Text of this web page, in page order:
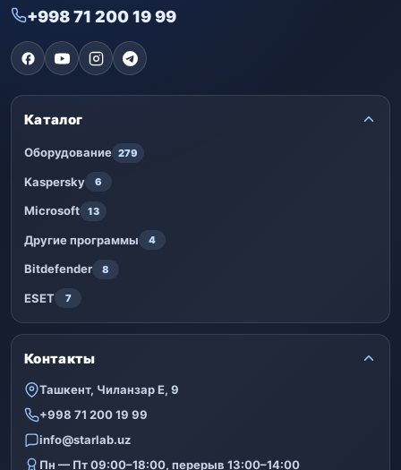
+998 71 200 19 99
Каталог
Оборудование 279
Kaspersky 6
Microsoft 13
Другие программы 4
Bitdefender 8
ESET 7
Контакты
Ташкент, Чиланзар Е, 9
+998 71 200 19 99
info@starlab.uz
Пн — Пт 09:00–18:00, перерыв 13:00–14:00